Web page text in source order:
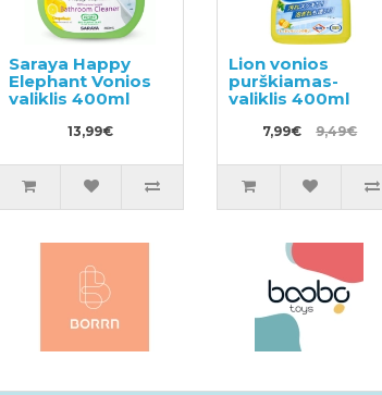
Saraya Happy
Elephant Vonios
valiklis 400ml
13,99€
Lion vonios
purškiamas-
valiklis 400ml
7,99€ 9,49€